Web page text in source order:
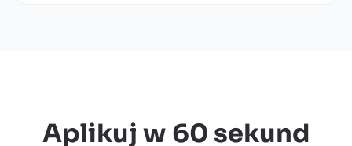
Aplikuj w 60 sekund